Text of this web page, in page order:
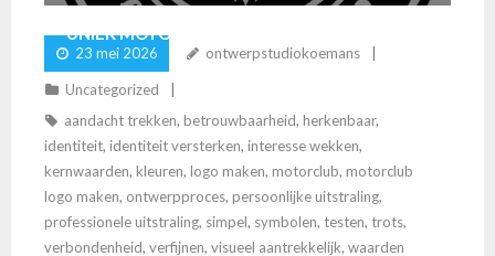
UNIEK MOTORCLUB LOGO
23 mei 2026 ontwerpstudiokoemans
Uncategorized
aandacht trekken, betrouwbaarheid, herkenbaar,
identiteit, identiteit versterken, interesse wekken,
kernwaarden, kleuren, logo maken, motorclub, motorclub
logo maken, ontwerpproces, persoonlijke uitstraling,
professionele uitstraling, simpel, symbolen, testen, trots,
verbondenheid, verfijnen, visueel aantrekkelijk, waarden